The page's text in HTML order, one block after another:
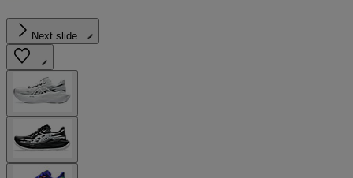
Next slide